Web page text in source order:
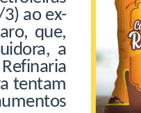
ao ex-
que,
a
tentam